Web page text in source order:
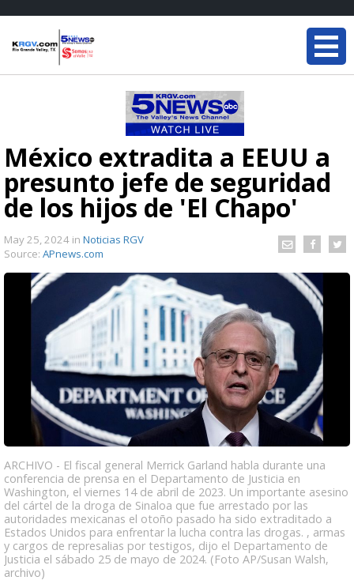
México extradita a EEUU a
presunto jefe de seguridad
de los hijos de 'El Chapo'
May 25, 2024 in Noticias RGV
Source: APnews.com
ARCHIVO - El fiscal general Merrick Garland habla durante una
conferencia de prensa en el Departamento de Justicia en
Washington, el viernes 14 de abril de 2023. Un importante asesino
del cártel de la droga de Sinaloa que fue arrestado por las
autoridades mexicanas el otoño pasado ha sido extraditado a
Estados Unidos para enfrentar la lucha contra las drogas. , armas
y cargos de represalias por testigos, dijo el Departamento de
Justicia el sábado 25 de mayo de 2024. (Foto AP/Susan Walsh,
archivo)